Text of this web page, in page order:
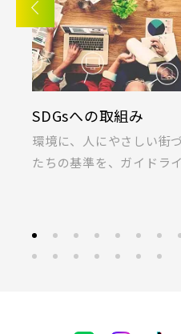
SDGsへの取組み
環境に、人にやさしい街
たちの基準を、ガイドラ